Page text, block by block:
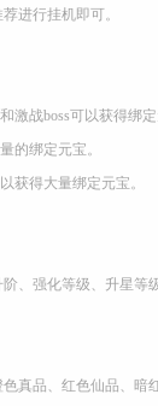
进行挂机即可。
激战boss可以获得绑定
的绑定元宝。
获得大量绑定元宝。
、强化等级、升星等
真品、红色仙品、暗